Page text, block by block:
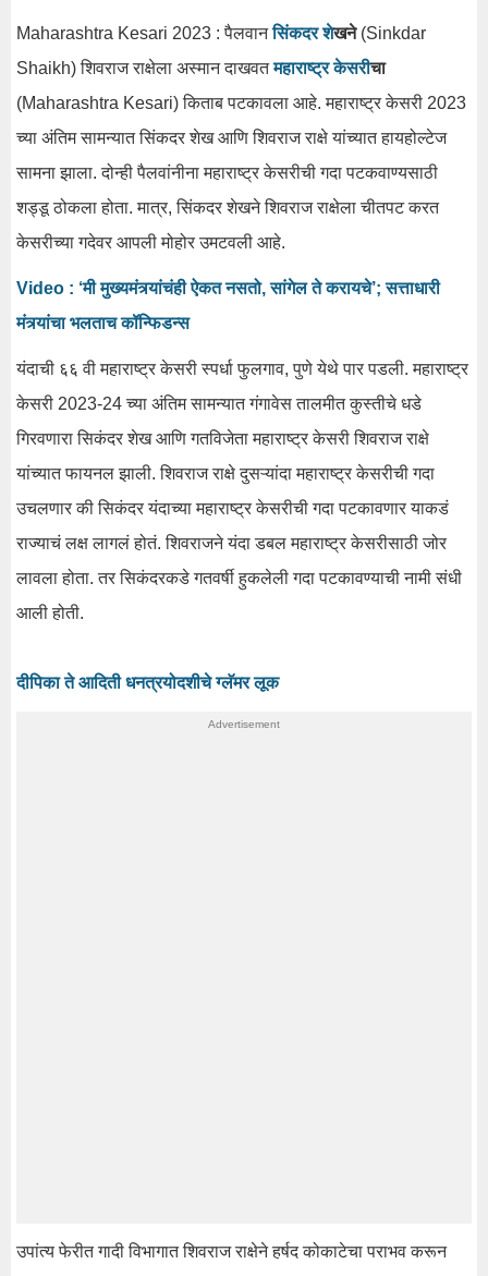
Maharashtra Kesari 2023 : पैलवानसिंकदर शेखने(Sinkdar
Shaikh) शिवराज राक्षेला अस्मान दाखवतमहाराष्ट्र केसरीचा
(Maharashtra Kesari) किताब पटकावला आहे. महाराष्ट्र केसरी 2023
च्या अंतिम सामन्यात सिंकदर शेख आणि शिवराज राक्षे यांच्यात हायहोल्टेज
सामना झाला. दोन्ही पैलवांनीना महाराष्ट्र केसरीची गदा पटकवाण्यसाठी
शड्डू ठोकला होता. मात्र, सिंकदर शेखने शिवराज राक्षेला चीतपट करत
केसरीच्या गदेवर आपली मोहोर उमटवली आहे.
Video : ‘मी मुख्यमंत्र्यांचंही ऐकत नसतो, सांगेल ते करायचे’; सत्ताधारी
मंत्र्यांचा भलताच कॉन्फिडन्स
यंदाची ६६ वी महाराष्ट्र केसरी स्पर्धा फुलगाव, पुणे येथे पार पडली. महाराष्ट्र
केसरी 2023-24 च्या अंतिम सामन्यात गंगावेस तालमीत कुस्तीचे धडे
गिरवणारा सिकंदर शेख आणि गतविजेता महाराष्ट्र केसरी शिवराज राक्षे
यांच्यात फायनल झाली. शिवराज राक्षे दुसऱ्यांदा महाराष्ट्र केसरीची गदा
उचलणार की सिकंदर यंदाच्या महाराष्ट्र केसरीची गदा पटकावणार याकडं
राज्याचं लक्ष लागलं होतं. शिवराजने यंदा डबल महाराष्ट्र केसरीसाठी जोर
लावला होता. तर सिकंदरकडे गतवर्षी हुकलेली गदा पटकावण्याची नामी संधी
आली होती.
दीपिका ते आदिती धनत्रयोदशीचे ग्लॅमर लूक
उपांत्य फेरीत गादी विभागात शिवराज राक्षेने हर्षद कोकाटेचा पराभव करून